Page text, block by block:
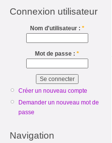
Connexion utilisateur
Nom d'utilisateur : *
Mot de passe : *
Créer un nouveau compte
Demander un nouveau mot de
passe
Navigation